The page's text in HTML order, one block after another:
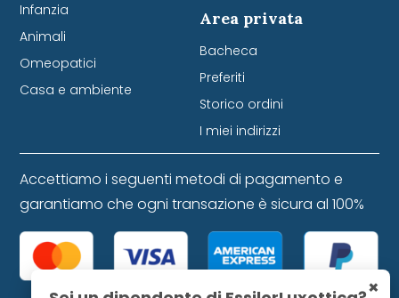
Infanzia
Animali
Omeopatici
Casa e ambiente
Area privata
Bacheca
Preferiti
Storico ordini
I miei indirizzi
Accettiamo i seguenti metodi di pagamento e
garantiamo che ogni transazione è sicura al 100%
×